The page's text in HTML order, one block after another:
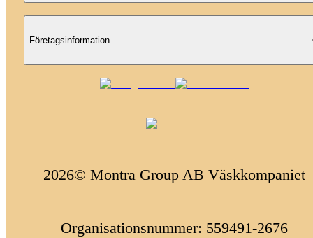
Företagsinformation
2026© Montra Group AB Väskkompaniet
Organisationsnummer: 559491-2676